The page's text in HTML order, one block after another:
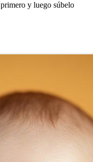
primero y luego súbelo